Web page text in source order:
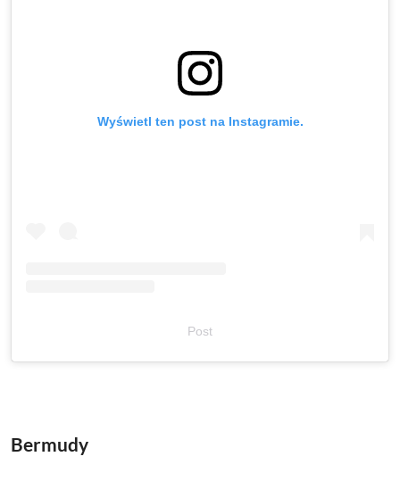
Wyświetl ten post na Instagramie.
Post
Bermudy